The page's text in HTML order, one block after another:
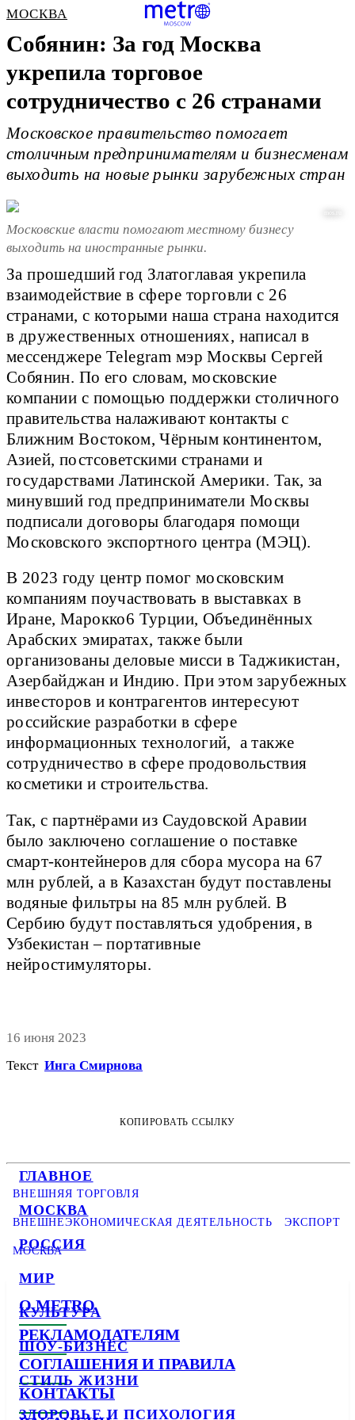
ГЛАВНОЕ
МОСКВА
РОССИЯ
МИР
КУЛЬТУРА
ШОУ-БИЗНЕС
СТИЛЬ ЖИЗНИ
ЗДОРОВЬЕ И ПСИХОЛОГИЯ
МОСКВА
Собянин: За год Москва
укрепила торговое
сотрудничество с 26 странами
Московское правительство помогает
столичным предпринимателям и бизнесменам
выходить на новые рынки зарубежных стран
Московские власти помогают местному бизнесу
выходить на иностранные рынки.
За прошедший год Златоглавая укрепила
взаимодействие в сфере торговли с 26
странами, с которыми наша страна находится
в дружественных отношениях, написал в
мессенджере Telegram мэр Москвы Сергей
Собянин. По его словам, московские
компании с помощью поддержки столичного
правительства налаживают контакты с
Ближним Востоком, Чёрным континентом,
Азией, постсоветскими странами и
государствами Латинской Америки. Так, за
минувший год предприниматели Москвы
подписали договоры благодаря помощи
Московского экспортного центра (МЭЦ).
В 2023 году центр помог московским
компаниям поучаствовать в выставках в
Иране, Марокко6 Турции, Объединённых
Арабских эмиратах, также были
организованы деловые мисси в Таджикистан,
Азербайджан и Индию. При этом зарубежных
инвесторов и контрагентов интересуют
российские разработки в сфере
информационных технологий, а также
сотрудничество в сфере продовольствия
косметики и строительства.
Так, с партнёрами из Саудовской Аравии
было заключено соглашение о поставке
смарт-контейнеров для сбора мусора на 67
млн рублей, а в Казахстан будут поставлены
водяные фильтры на 85 млн рублей. В
Сербию будут поставляться удобрения, в
Узбекистан – портативные
нейростимуляторы.
16 июня 2023
Текст Инга Смирнова
КОПИРОВАТЬ ССЫЛКУ
ВНЕШНЯЯ ТОРГОВЛЯ
ВНЕШНЕЭКОНОМИЧЕСКАЯ ДЕЯТЕЛЬНОСТЬ ЭКСПОРТ
МОСКВА
О METRO
РЕКЛАМОДАТЕЛЯМ
СОГЛАШЕНИЯ И ПРАВИЛА
КОНТАКТЫ